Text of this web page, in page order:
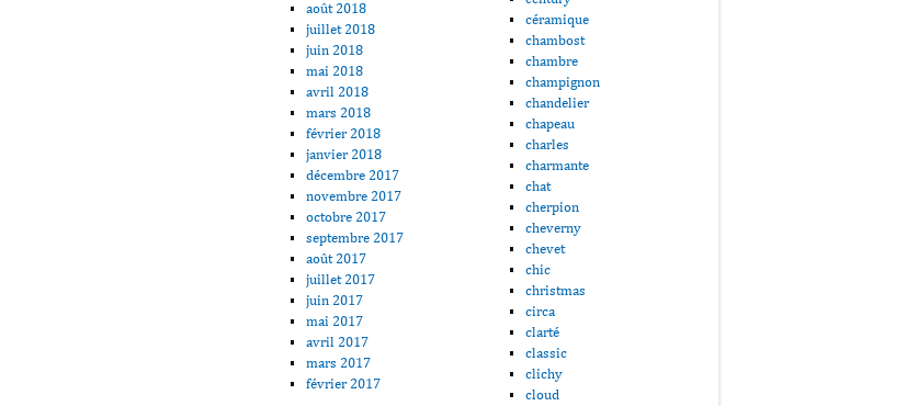
août 2018
juillet 2018
juin 2018
mai 2018
avril 2018
mars 2018
février 2018
janvier 2018
décembre 2017
novembre 2017
octobre 2017
septembre 2017
août 2017
juillet 2017
juin 2017
mai 2017
avril 2017
mars 2017
février 2017
céramique
chambost
chambre
champignon
chandelier
chapeau
charles
charmante
chat
cherpion
cheverny
chevet
chic
christmas
circa
clarté
classic
clichy
cloud